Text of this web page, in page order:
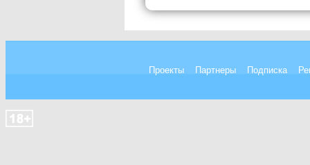
Проекты Партнеры Подписка